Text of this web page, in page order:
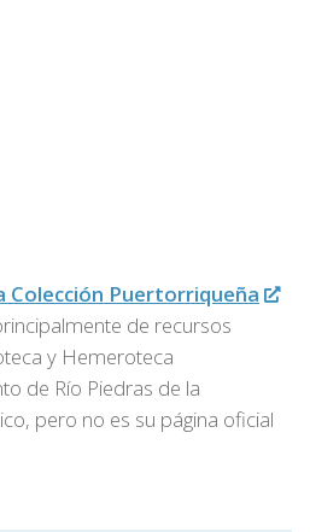
Colección Puertorriqueña
de recursos
y Hemeroteca
de Río Piedras de la
pero no es su página oficial